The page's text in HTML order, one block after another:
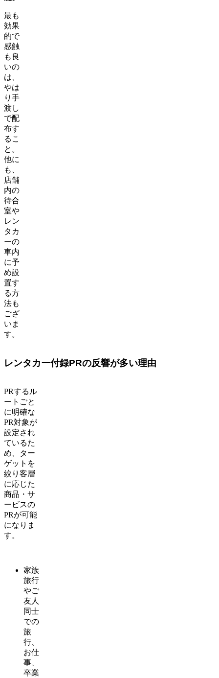
最も
効果
的で
感触
も良
いの
は、
やは
り手
渡し
で配
布す
るこ
と。
他に
も、
店舗
内の
待合
室や
レン
タカ
ーの
車内
に予
め設
置す
る方
法も
ござ
いま
す。
レンタカー付録PRの反響が多い理由
PRするル
ートごと
に明確な
PR対象が
設定され
ているた
め、ター
ゲットを
絞り客層
に応じた
商品・サ
ービスの
PRが可能
になりま
す。
家族
旅行
やご
友人
同士
での
旅
行、
お仕
事、
卒業